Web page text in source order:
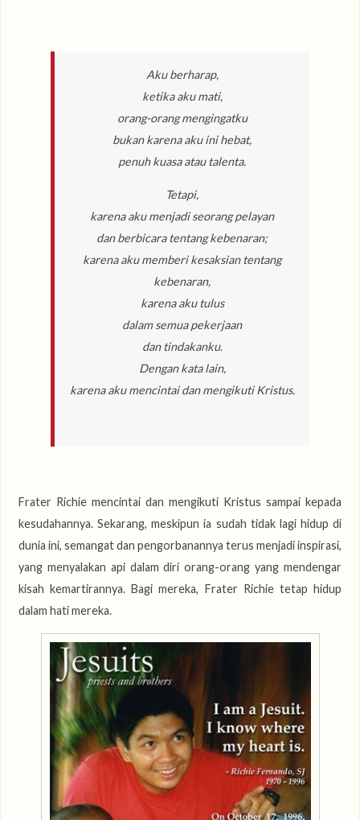
Aku berharap,
ketika aku mati,
orang-orang mengingatku
bukan karena aku ini hebat,
penuh kuasa atau talenta.
Tetapi,
karena aku menjadi seorang pelayan
dan berbicara tentang kebenaran;
karena aku memberi kesaksian tentang
kebenaran,
karena aku tulus
dalam semua pekerjaan
dan tindakanku.
Dengan kata lain,
karena aku mencintai dan mengikuti Kristus.
Frater Richie mencintai dan mengikuti Kristus sampai kepada
kesudahannya. Sekarang, meskipun ia sudah tidak lagi hidup di
dunia ini, semangat dan pengorbanannya terus menjadi inspirasi,
yang menyalakan api dalam diri orang-orang yang mendengar
kisah kemartirannya. Bagi mereka, Frater Richie tetap hidup
dalam hati mereka.